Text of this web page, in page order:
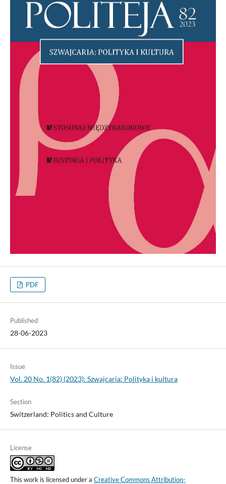
PDF
Published
28-06-2023
Issue
Vol. 20 No. 1(82) (2023): Szwajcaria: Polityka i kultura
Section
Switzerland: Politics and Culture
License
This work is licensed under a Creative Commons Attribution-